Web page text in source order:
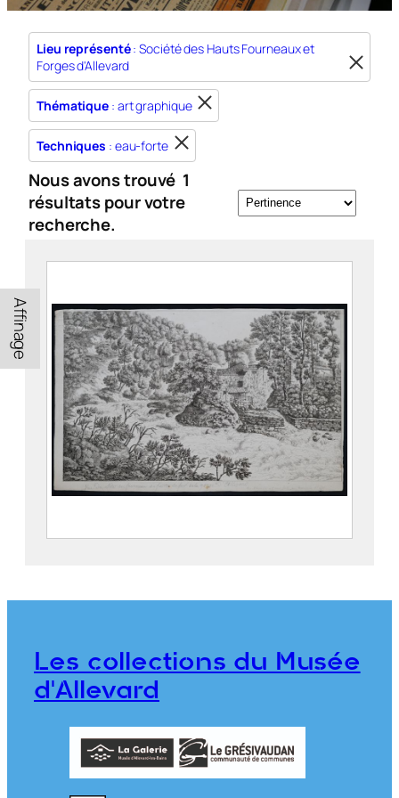
Lieu représenté: Société des Hauts Fourneaux et
Forges d'Allevard
Thématique : art graphique
Techniques : eau-forte
Nous avons trouvé 1
résultats pour votre
recherche.
Affinage
Vue du site du fourneau de fonte de fer
BALLIN, Gabriel (1744 – 1806)
DENIS (1749 – 18..)
976.1.43
Les collections du Musée
d'Allevard